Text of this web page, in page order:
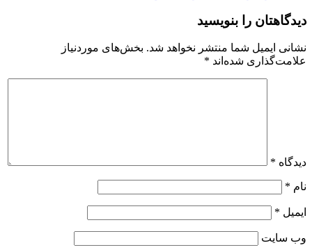
دیدگاهتان را بنویسید
نشانی ایمیل شما منتشر نخواهد شد. بخش‌های موردنیاز
علامت‌گذاری شده‌اند *
دیدگاه *
نام *
ایمیل *
وب‌ سایت